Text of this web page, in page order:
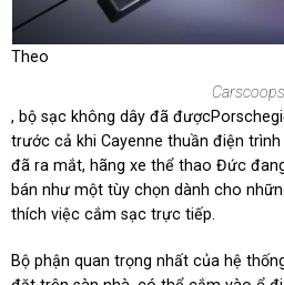
Theo
Carscoops
, bộ sạc không dây đã
trước cả khi Cayenne thuần điện trình
đã ra mắt, hãng xe thể thao Đức
bán như một tùy chọn dành cho
thích việc cắm sạc trực tiếp.
Bộ phận quan trọng nhất của hệ